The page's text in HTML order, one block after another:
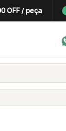
OFF / peça